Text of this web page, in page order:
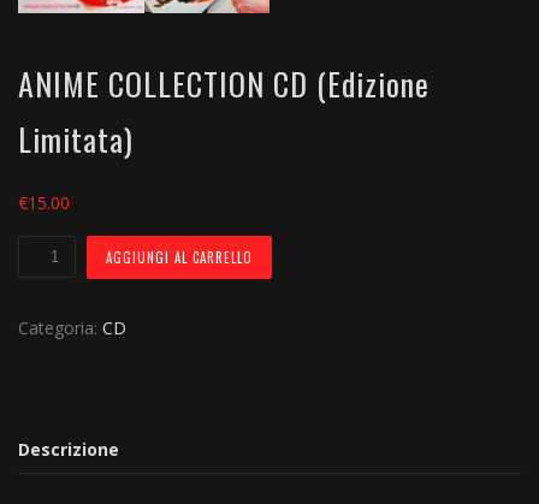
ANIME COLLECTION CD (Edizione
Limitata)
€15.00
ANIME
COLLECTION
(Edizione
AGGIUNGI AL CARRELLO
Categoria: CD
Descrizione